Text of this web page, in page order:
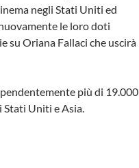
negli Stati Uniti ed
le loro doti
su Oriana Fallaci che uscirà
più di 19.000
Stati Uniti e Asia.